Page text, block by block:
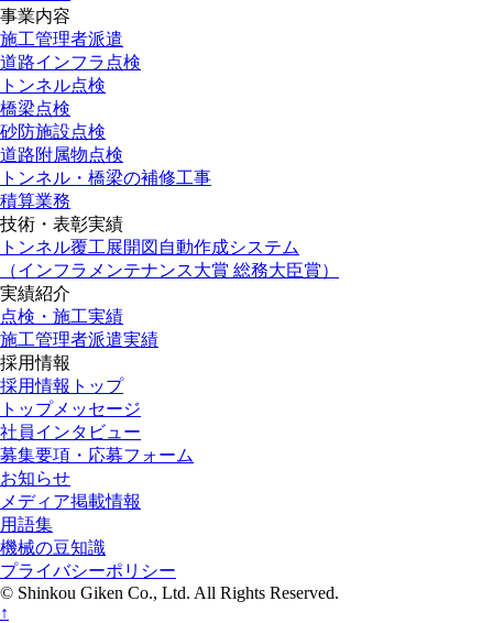
事業内容
施工管理者派遣
道路インフラ点検
トンネル点検
橋梁点検
砂防施設点検
道路附属物点検
トンネル・橋梁の補修工事
積算業務
技術・表彰実績
トンネル覆工展開図自動作成システム
（インフラメンテナンス大賞 総務大臣賞）
実績紹介
点検・施工実績
施工管理者派遣実績
採用情報
採用情報トップ
トップメッセージ
社員インタビュー
募集要項・応募フォーム
お知らせ
メディア掲載情報
用語集
機械の豆知識
プライバシーポリシー
© Shinkou Giken Co., Ltd. All Rights Reserved.
↑